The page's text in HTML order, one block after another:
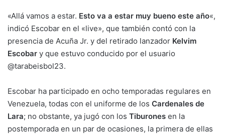
«Allá vamos a estar. Esto va a estar muy bueno este año«,
indicó Escobar en el «live», que también contó con la
presencia de Acuña Jr. y del retirado lanzador Kelvim
Escobar y que estuvo conducido por el usuario
@tarabeisbol23.
Escobar ha participado en ocho temporadas regulares en
Venezuela, todas con el uniforme de los Cardenales de
Lara; no obstante, ya jugó con los Tiburones en la
postemporada en un par de ocasiones, la primera de ellas